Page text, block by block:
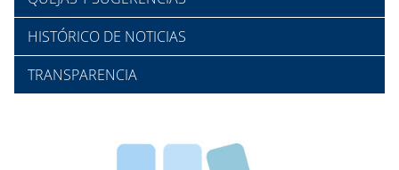
HISTÓRICO DE NOTICIAS
TRANSPARENCIA